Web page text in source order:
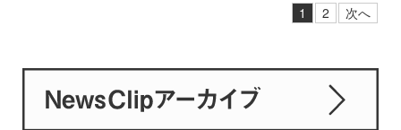
1 2 次へ